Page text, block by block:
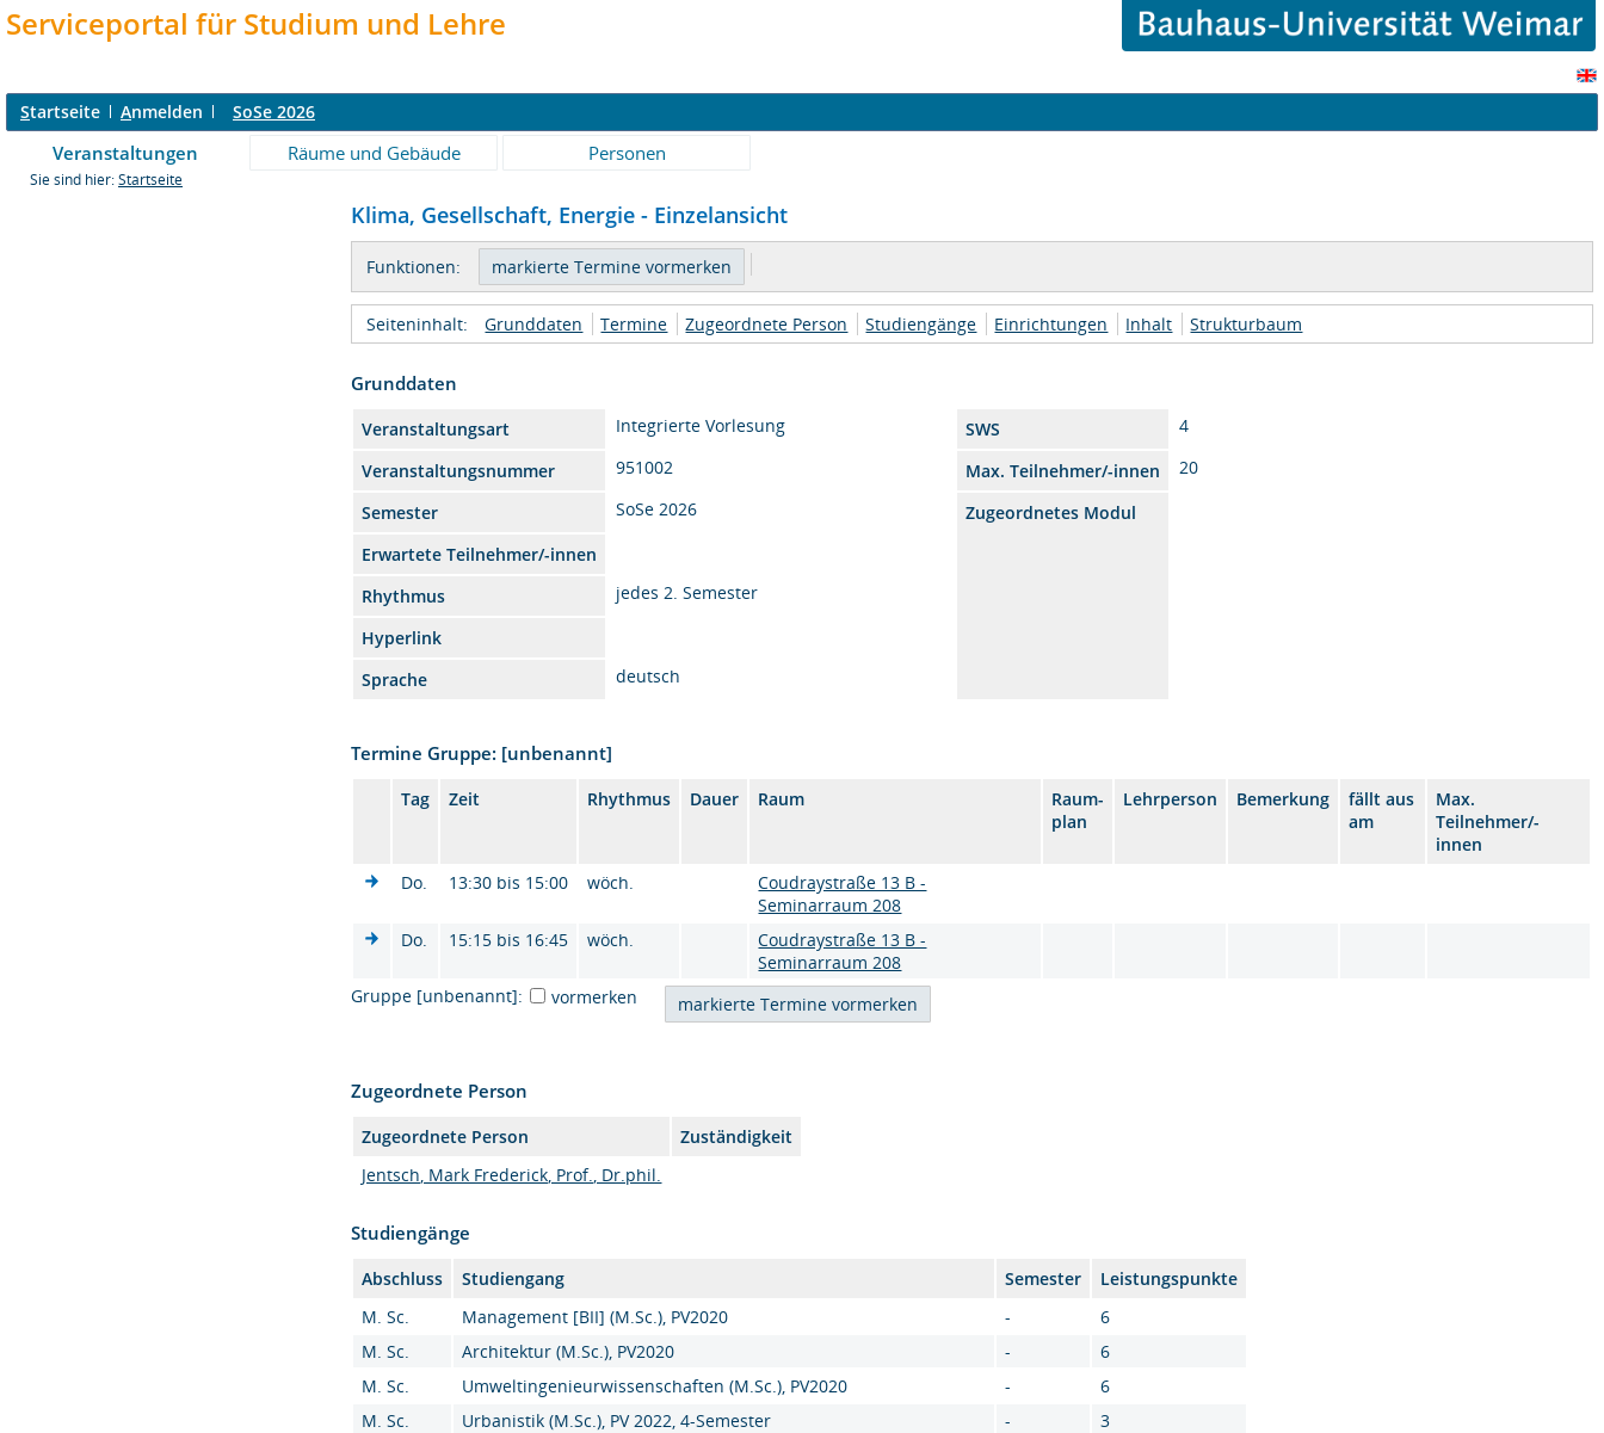
Serviceportal für Studium und Lehre
Startseite Anmelden SoSe 2026
Veranstaltungen Räume und Gebäude Personen
Sie sind hier: Startseite
Klima, Gesellschaft, Energie - Einzelansicht
Funktionen:
Seiteninhalt: Grunddaten Termine Zugeordnete Person Studiengänge Einrichtungen Inhalt Strukturbaum
Grunddaten
Veranstaltungsart Integrierte Vorlesung SWS
4
Veranstaltungsnummer
951002 Max. Teilnehmer/-innen
20
Semester
SoSe 2026
Zugeordnetes Modul
Erwartete Teilnehmer/-innen
Rhythmus
jedes 2. Semester
Hyperlink
Sprache
deutsch
Termine Gruppe: [unbenannt]
Tag Zeit Rhythmus Dauer Raum
Raum-
plan
Lehrperson Bemerkung
fällt aus
am
Max.
Teilnehmer/-
innen
Do.
13:30 bis 15:00 wöch.
Coudraystraße 13 B -
Seminarraum 208
Do.
15:15 bis 16:45 wöch.
Coudraystraße 13 B -
Seminarraum 208
Gruppe [unbenannt]:
vormerken
Zugeordnete Person
Zugeordnete Person
Zuständigkeit
Jentsch, Mark Frederick, Prof., Dr.phil.
Studiengänge
Abschluss Studiengang Semester
Leistungspunkte
M. Sc.
Management [BII] (M.Sc.), PV2020 -
6
M. Sc.
Architektur (M.Sc.), PV2020 -
6
M. Sc.
Umweltingenieurwissenschaften (M.Sc.), PV2020 -
6
M. Sc.
Urbanistik (M.Sc.), PV 2022, 4-Semester -
3